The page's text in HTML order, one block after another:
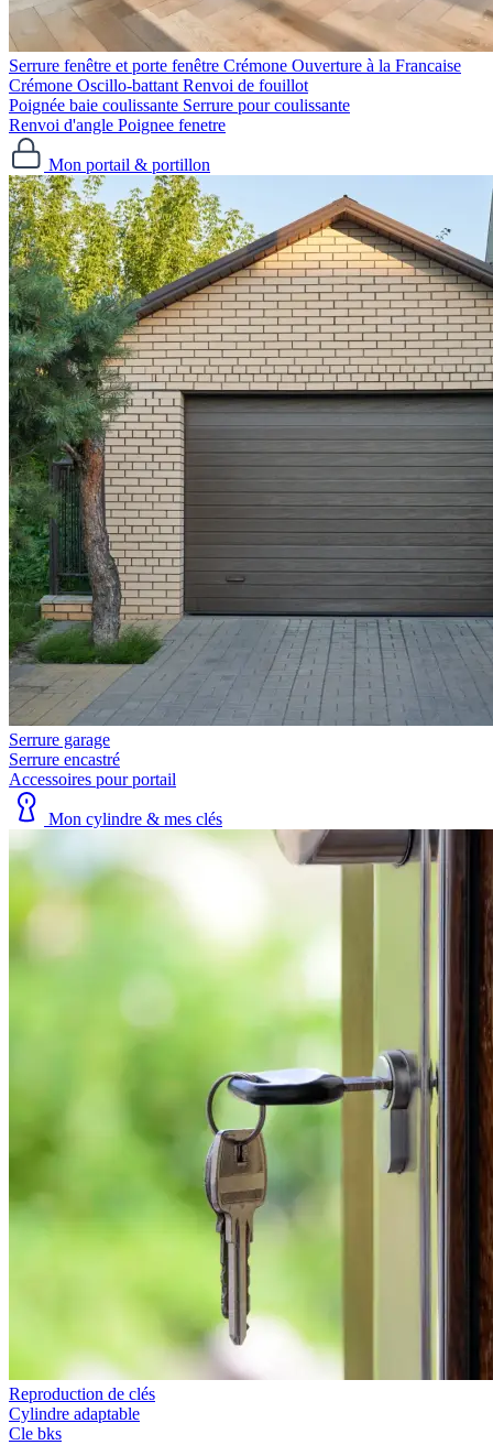
Serrure fenêtre et porte fenêtre Crémone Ouverture à la Francaise
Crémone Oscillo-battant Renvoi de fouillot
Poignée baie coulissante Serrure pour coulissante
Renvoi d'angle Poignee fenetre
Mon portail & portillon
Serrure garage
Serrure encastré
Accessoires pour portail
Mon cylindre & mes clés
Reproduction de clés
Cylindre adaptable
Cle bks